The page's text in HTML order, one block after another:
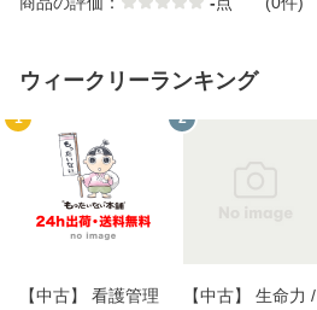
ウィークリーランキング
1
【中古】 看護管理
2
【中古】 生命力 /